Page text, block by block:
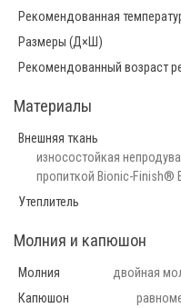
Рекомендованная
Размеры (Д×Ш)
Рекомендованный возраст
Материалы
Внешняя ткань
износостойкая
пропиткой Bionic-Finish®
Утеплитель
Молния и капюшон
Молния
двойная
Капюшон